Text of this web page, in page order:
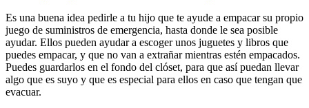
Es una buena idea pedirle a tu hijo que te ayude a empacar su propio
juego de suministros de emergencia, hasta donde le sea posible
ayudar. Ellos pueden ayudar a escoger unos juguetes y libros que
puedes empacar, y que no van a extrañar mientras estén empacados.
Puedes guardarlos en el fondo del clóset, para que así puedan llevar
algo que es suyo y que es especial para ellos en caso que tengan que
evacuar.